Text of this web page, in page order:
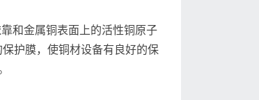
和金属铜表面上的活性铜原子
护膜，使铜材设备有良好的保